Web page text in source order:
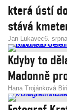
která ústí
stává
Jan Lukavec6.
Kdyby to
Madonně
Hana Trojánková